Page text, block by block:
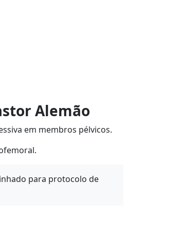
Alemão
em membros pélvicos.
para protocolo de